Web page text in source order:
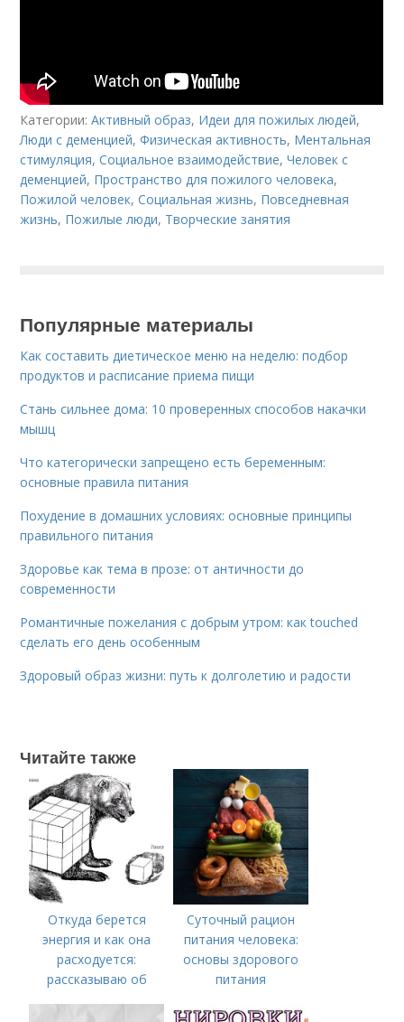
Категории:Активный образ, Идеи для пожилых людей,
Люди с деменцией,Физическая активность, Ментальная
стимуляция,Социальное взаимодействие,Человек с
деменцией, Пространство для пожилого человека,
Пожилой человек,Социальная жизнь, Повседневная
жизнь, Пожилые люди, Творческие занятия
Популярные материалы
Как составить диетическое меню на неделю: подбор
продуктов и расписание приема пищи
Стань сильнее дома: 10 проверенных способов накачки
мышц
Что категорически запрещено есть беременным:
основные правила питания
Похудение в домашних условиях: основные принципы
правильного питания
Здоровье как тема в прозе: от античности до
современности
Романтичные пожелания с добрым утром: как touched
сделать его день особенным
Здоровый образ жизни: путь к долголетию и радости
Читайте также
Откуда берется
энергия и как она
расходуется:
рассказываю об
Суточный рацион
питания человека:
основы здорового
питания